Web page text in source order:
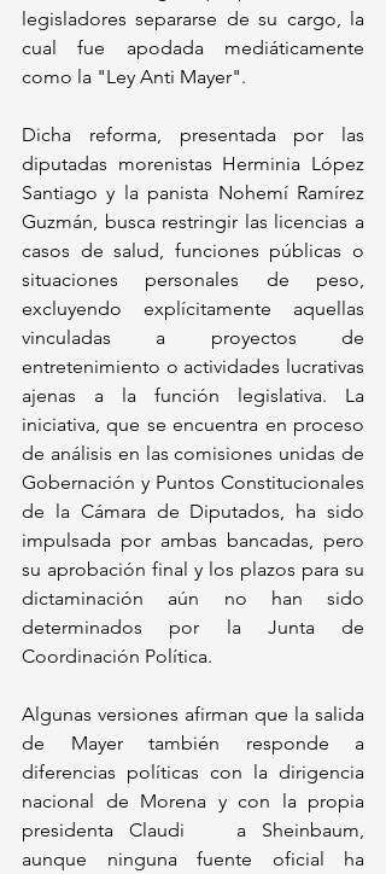
legisladores separarse de su cargo, la
cual fue apodada mediáticamente
como la "Ley Anti Mayer".
Dicha reforma, presentada por las
diputadas morenistas Herminia López
Santiago y la panista Nohemí Ramírez
Guzmán, busca restringir las licencias a
casos de salud, funciones públicas o
situaciones personales de peso,
excluyendo explícitamente aquellas
vinculadas a proyectos de
entretenimiento o actividades lucrativas
ajenas a la función legislativa. La
iniciativa, que se encuentra en proceso
de análisis en las comisiones unidas de
Gobernación y Puntos Constitucionales
de la Cámara de Diputados, ha sido
impulsada por ambas bancadas, pero
su aprobación final y los plazos para su
dictaminación aún no han sido
determinados por la Junta de
Coordinación Política.
Algunas versiones afirman que la salida
de Mayer también responde a
diferencias políticas con la dirigencia
nacional de Morena y con la propia
presidenta Claudi	a Sheinbaum,
aunque ninguna fuente oficial ha